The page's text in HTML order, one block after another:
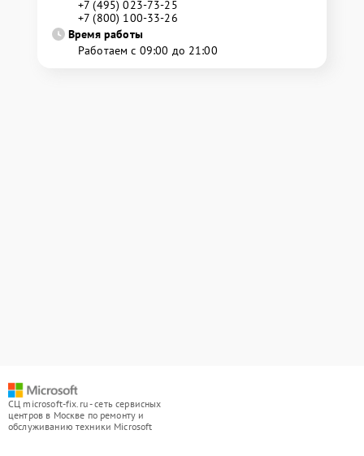
+7 (495) 023-73-25
+7 (800) 100-33-26
Время работы
Работаем с 09:00 до 21:00
СЦ microsoft-fix.ru - сеть сервисных
центров в Москве по ремонту и
обслуживанию техники Microsoft